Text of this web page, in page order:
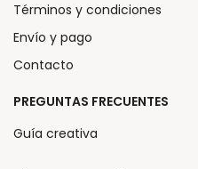
Términos y condiciones
Envío y pago
Contacto
PREGUNTAS FRECUENTES
Guía creativa